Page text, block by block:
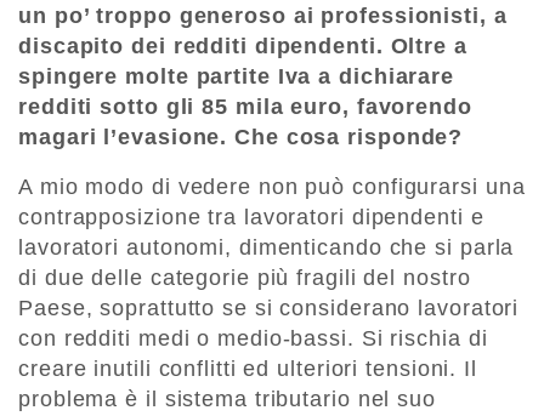
un po’ troppo generoso ai professionisti, a
discapito dei redditi dipendenti. Oltre a
spingere molte partite Iva a dichiarare
redditi sotto gli 85 mila euro, favorendo
magari l’evasione. Che cosa risponde?
A mio modo di vedere non può configurarsi una
contrapposizione tra lavoratori dipendenti e
lavoratori autonomi, dimenticando che si parla
di due delle categorie più fragili del nostro
Paese, soprattutto se si considerano lavoratori
con redditi medi o medio-bassi. Si rischia di
creare inutili conflitti ed ulteriori tensioni. Il
problema è il sistema tributario nel suo